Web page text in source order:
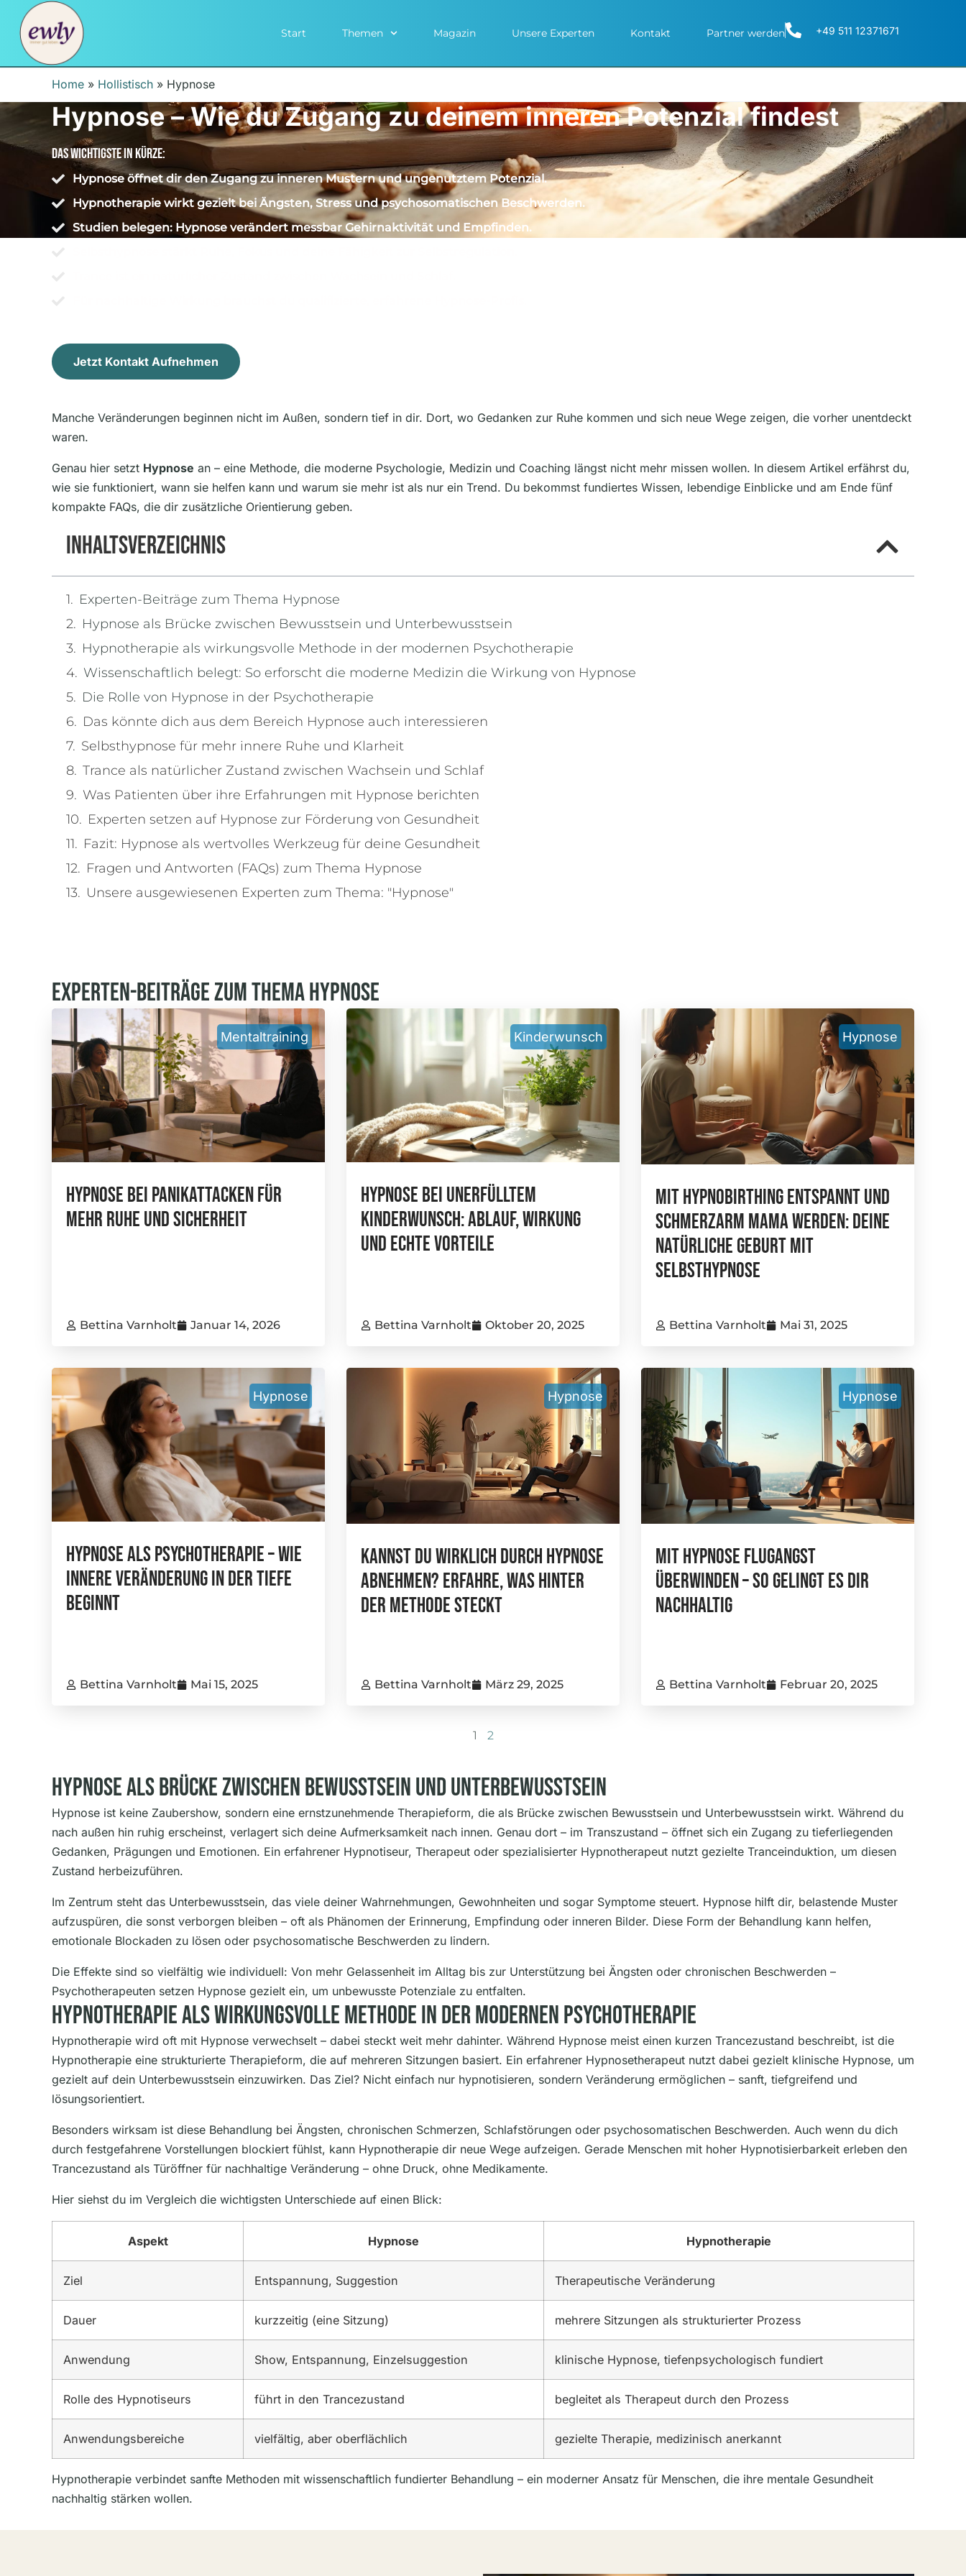
Start Themen Magazin Unsere Experten Kontakt Partner werden +49 511 12371671
Home » Hollistisch » Hypnose
Hypnose – Wie du Zugang zu deinem inneren Potenzial findest
Das Wichtigste In Kürze:
Hypnose öffnet dir den Zugang zu inneren Mustern und ungenutztem Potenzial.
Hypnotherapie wirkt gezielt bei Ängsten, Stress und psychosomatischen Beschwerden.
Studien belegen: Hypnose verändert messbar Gehirnaktivität und Empfinden.
Jetzt Kontakt Aufnehmen
Manche Veränderungen beginnen nicht im Außen, sondern tief in dir. Dort, wo Gedanken zur Ruhe kommen und sich neue Wege zeigen, die vorher unentdeckt
waren.
Genau hier setzt Hypnose an – eine Methode, die moderne Psychologie, Medizin und Coaching längst nicht mehr missen wollen. In diesem Artikel erfährst du,
wie sie funktioniert, wann sie helfen kann und warum sie mehr ist als nur ein Trend. Du bekommst fundiertes Wissen, lebendige Einblicke und am Ende fünf
kompakte FAQs, die dir zusätzliche Orientierung geben.
Inhaltsverzeichnis
Experten-Beiträge zum Thema Hypnose
Hypnose als Brücke zwischen Bewusstsein und Unterbewusstsein
Hypnotherapie als wirkungsvolle Methode in der modernen Psychotherapie
Wissenschaftlich belegt: So erforscht die moderne Medizin die Wirkung von Hypnose
Die Rolle von Hypnose in der Psychotherapie
Das könnte dich aus dem Bereich Hypnose auch interessieren
Selbsthypnose für mehr innere Ruhe und Klarheit
Trance als natürlicher Zustand zwischen Wachsein und Schlaf
Was Patienten über ihre Erfahrungen mit Hypnose berichten
Experten setzen auf Hypnose zur Förderung von Gesundheit
Fazit: Hypnose als wertvolles Werkzeug für deine Gesundheit
Fragen und Antworten (FAQs) zum Thema Hypnose
Unsere ausgewiesenen Experten zum Thema: "Hypnose"
Experten-Beiträge Zum Thema Hypnose
Mentaltraining
Hypnose Bei Panikattacken Für
Mehr Ruhe Und Sicherheit
Bettina Varnholt Januar 14, 2026
Kinderwunsch
Hypnose Bei Unerfülltem
Kinderwunsch: Ablauf, Wirkung
Und Echte Vorteile
Bettina Varnholt Oktober 20, 2025
Hypnose
Mit Hypnobirthing Entspannt Und
Schmerzarm Mama Werden: Deine
Natürliche Geburt Mit
Selbsthypnose
Bettina Varnholt Mai 31, 2025
Hypnose
Hypnose Als Psychotherapie – Wie
Innere Veränderung In Der Tiefe
Beginnt
Bettina Varnholt Mai 15, 2025
Hypnose
Kannst Du Wirklich Durch Hypnose
Abnehmen? Erfahre, Was Hinter
Der Methode Steckt
Bettina Varnholt März 29, 2025
Hypnose
Mit Hypnose Flugangst
Überwinden – So Gelingt Es Dir
Nachhaltig
Bettina Varnholt Februar 20, 2025
1 2
Hypnose Als Brücke Zwischen Bewusstsein Und Unterbewusstsein
Hypnose ist keine Zaubershow, sondern eine ernstzunehmende Therapieform, die als Brücke zwischen Bewusstsein und Unterbewusstsein wirkt. Während du
nach außen hin ruhig erscheinst, verlagert sich deine Aufmerksamkeit nach innen. Genau dort – im Transzustand – öffnet sich ein Zugang zu tieferliegenden
Gedanken, Prägungen und Emotionen. Ein erfahrener Hypnotiseur, Therapeut oder spezialisierter Hypnotherapeut nutzt gezielte Tranceinduktion, um diesen
Zustand herbeizuführen.
Im Zentrum steht das Unterbewusstsein, das viele deiner Wahrnehmungen, Gewohnheiten und sogar Symptome steuert. Hypnose hilft dir, belastende Muster
aufzuspüren, die sonst verborgen bleiben – oft als Phänomen der Erinnerung, Empfindung oder inneren Bilder. Diese Form der Behandlung kann helfen,
emotionale Blockaden zu lösen oder psychosomatische Beschwerden zu lindern.
Die Effekte sind so vielfältig wie individuell: Von mehr Gelassenheit im Alltag bis zur Unterstützung bei Ängsten oder chronischen Beschwerden –
Psychotherapeuten setzen Hypnose gezielt ein, um unbewusste Potenziale zu entfalten.
Hypnotherapie Als Wirkungsvolle Methode In Der Modernen Psychotherapie
Hypnotherapie wird oft mit Hypnose verwechselt – dabei steckt weit mehr dahinter. Während Hypnose meist einen kurzen Trancezustand beschreibt, ist die
Hypnotherapie eine strukturierte Therapieform, die auf mehreren Sitzungen basiert. Ein erfahrener Hypnosetherapeut nutzt dabei gezielt klinische Hypnose, um
gezielt auf dein Unterbewusstsein einzuwirken. Das Ziel? Nicht einfach nur hypnotisieren, sondern Veränderung ermöglichen – sanft, tiefgreifend und
lösungsorientiert.
Besonders wirksam ist diese Behandlung bei Ängsten, chronischen Schmerzen, Schlafstörungen oder psychosomatischen Beschwerden. Auch wenn du dich
durch festgefahrene Vorstellungen blockiert fühlst, kann Hypnotherapie dir neue Wege aufzeigen. Gerade Menschen mit hoher Hypnotisierbarkeit erleben den
Trancezustand als Türöffner für nachhaltige Veränderung – ohne Druck, ohne Medikamente.
Hier siehst du im Vergleich die wichtigsten Unterschiede auf einen Blick:
Aspekt Hypnose Hypnotherapie
Ziel Entspannung, Suggestion Therapeutische Veränderung
Dauer kurzzeitig (eine Sitzung) mehrere Sitzungen als strukturierter Prozess
Anwendung Show, Entspannung, Einzelsuggestion klinische Hypnose, tiefenpsychologisch fundiert
Rolle des Hypnotiseurs führt in den Trancezustand begleitet als Therapeut durch den Prozess
Anwendungsbereiche vielfältig, aber oberflächlich gezielte Therapie, medizinisch anerkannt
Hypnotherapie verbindet sanfte Methoden mit wissenschaftlich fundierter Behandlung – ein moderner Ansatz für Menschen, die ihre mentale Gesundheit
nachhaltig stärken wollen.